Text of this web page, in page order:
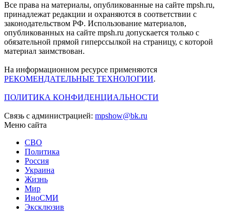
Все права на материалы, опубликованные на сайте mpsh.ru,
принадлежат редакции и охраняются в соответствии с
законодательством РФ. Использование материалов,
опубликованных на сайте mpsh.ru допускается только с
обязательной прямой гиперссылкой на страницу, с которой
материал заимствован.
На информационном ресурсе применяются
РЕКОМЕНДАТЕЛЬНЫЕ ТЕХНОЛОГИИ.
ПОЛИТИКА КОНФИДЕНЦИАЛЬНОСТИ
Связь с администрацией: mpshow@bk.ru
Меню сайта
СВО
Политика
Россия
Украина
Жизнь
Мир
ИноСМИ
Эксклюзив